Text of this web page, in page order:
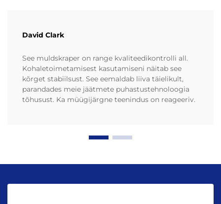
David Clark
See muldskraper on range kvaliteedikontrolli all.
Kohaletoimetamisest kasutamiseni näitab see
kõrget stabiilsust. See eemaldab liiva täielikult,
parandades meie jäätmete puhastustehnoloogia
tõhusust. Ka müügijärgne teenindus on reageeriv.